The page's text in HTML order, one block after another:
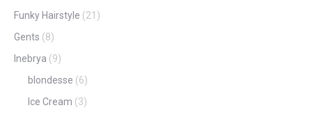
Funky Hairstyle (21)
Gents (8)
Inebrya (9)
blondesse (6)
Ice Cream (3)